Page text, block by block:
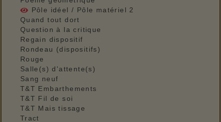
Pôle idéel / Pôle matériel 2
Quand tout dort
Question à la critique
Regain dispositif
Rondeau (dispositifs)
Rouge
Salle(s) d'attente(s)
Sang neuf
T&T Embarthements
T&T Fil de soi
T&T Mais tissage
Tract